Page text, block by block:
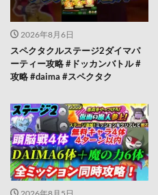
2026年8月6日
スペクタクルステージ2ダイマパ
ーティー攻略 #ドッカンバトル #
攻略 #daima #スペクタク